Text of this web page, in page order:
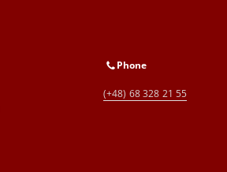
Phone
(+48) 68 328 21 55